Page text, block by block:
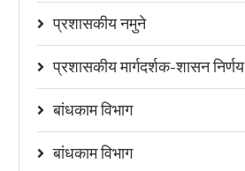
प्रशासकीय नमुने
प्रशासकीय मार्गदर्शक-शासन निर्णय
बांधकाम विभाग
बांधकाम विभाग